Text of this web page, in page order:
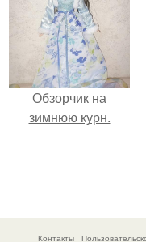
Обзорчик на
зимнюю курн.
Контакты